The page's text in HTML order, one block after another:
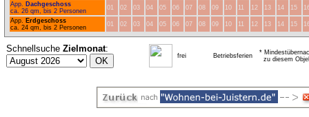
App. Dachgeschoss
ca. 26 qm, bis 2 Personen
01 02 03 04 05 06 07 08 09 10 11 12 13 14 15
App. Erdgeschoss
ca. 24 qm, bis 2 Personen
01 02 03 04 05 06 07 08 09 10 11 12 13 14 15
Schnellsuche Zielmonat:
frei Betriebsferien
*
zu diesem